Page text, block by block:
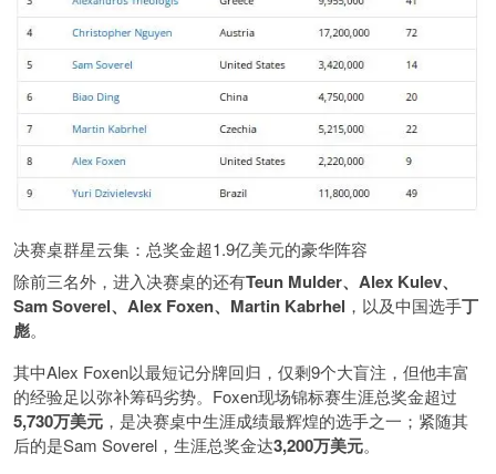
决赛桌群星云集：总奖金超1.9亿美元的豪华阵容
除前三名外，进入决赛桌的还有Teun Mulder、Alex Kulev、
Sam Soverel、Alex Foxen、Martin Kabrhel ，以及中国选手丁
彪。
其中Alex Foxen以最短记分牌回归，仅剩9个大盲注，但他丰富
的经验足以弥补筹码劣势。Foxen现场锦标赛生涯总奖金超过
5,730万美元 ，是决赛桌中生涯成绩最辉煌的选手之一；紧随其
后的是Sam Soverel，生涯总奖金达3,200万美元。